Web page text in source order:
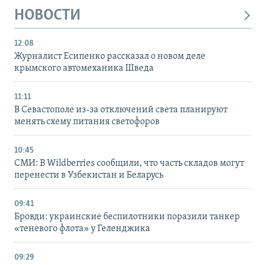
НОВОСТИ
12:08
Журналист Есипенко рассказал о новом деле
крымского автомеханика Шведа
11:11
В Севастополе из-за отключений света планируют
менять схему питания светофоров
10:45
СМИ: В Wildberries сообщили, что часть складов могут
перенести в Узбекистан и Беларусь
09:41
Бровди: украинские беспилотники поразили танкер
«теневого флота» у Геленджика
09:29